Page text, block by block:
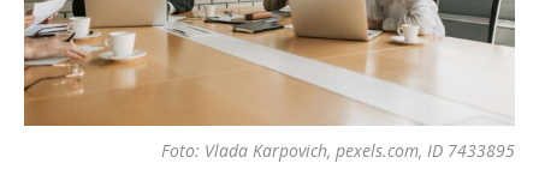
Foto: Vlada Karpovich, pexels.com, ID 7433895